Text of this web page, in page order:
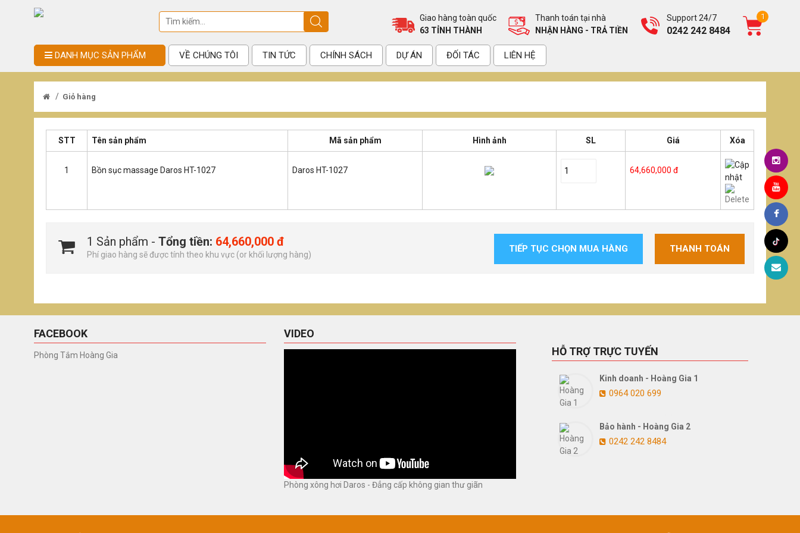
Giao hàng toàn quốc
63 TỈNH THÀNH
Thanh toán tại nhà
NHẬN HÀNG - TRẢ TIỀN
Support 24/7
0242 242 8484
1
DANH MỤC SẢN PHẨM VỀ CHÚNG TÔI TIN TỨC CHÍNH SÁCH DỰ ÁN ĐỐI TÁC LIÊN HỆ
/ Giỏ hàng
STT Tên sản phẩm Mã sản phẩm Hình ảnh SL Giá Xóa
1 Bồn sục massage Daros HT-1027 Daros HT-1027 64,660,000 đ
1 Sản phẩm - Tổng tiền: 64,660,000 đ
Phí giao hàng sẽ được tính theo khu vực (or khối lượng hàng)
THANH TOÁN
TIẾP TỤC CHỌN MUA HÀNG
FACEBOOK
Phòng Tắm Hoàng Gia
VIDEO
Phòng xông hơi Daros - Đẳng cấp không gian thư giãn
HỖ TRỢ TRỰC TUYẾN
Kinh doanh - Hoàng Gia 1
0964 020 699
Bảo hành - Hoàng Gia 2
0242 242 8484